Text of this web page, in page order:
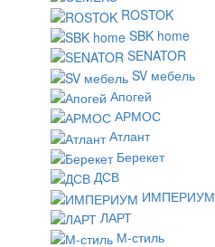
ROSTOK
SBK home
SENATOR
SV мебель
Апогей
АРМОС
Атлант
Берекет
ДСВ
ИМПЕРИУМ
ЛАРТ
М-стиль